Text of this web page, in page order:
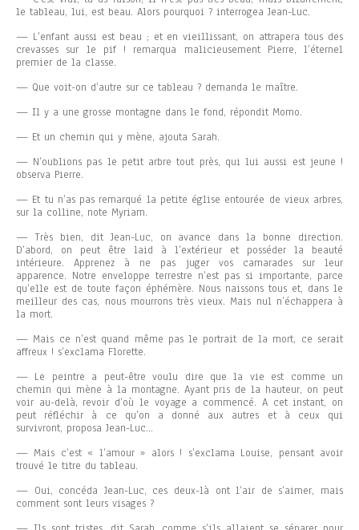
le tableau, lui, est beau. Alors pourquoi ? interrogea Jean-Luc.
— L’enfant aussi est beau ; et en vieillissant, on attrapera tous des
crevasses sur le pif ! remarqua malicieusement Pierre, l’éternel
premier de la classe.
— Que voit-on d’autre sur ce tableau ? demanda le maître.
— Il y a une grosse montagne dans le fond, répondit Momo.
— Et un chemin qui y mène, ajouta Sarah.
— N’oublions pas le petit arbre tout près, qui lui aussi est jeune !
observa Pierre.
— Et tu n’as pas remarqué la petite église entourée de vieux arbres,
sur la colline, note Myriam.
— Très bien, dit Jean-Luc, on avance dans la bonne direction.
D’abord, on peut être laid à l’extérieur et posséder la beauté
intérieure. Apprenez à ne pas juger vos camarades sur leur
apparence. Notre enveloppe terrestre n’est pas si importante, parce
qu’elle est de toute façon éphémère. Nous naissons tous et, dans le
meilleur des cas, nous mourrons très vieux. Mais nul n’échappera à
la mort.
— Mais ce n’est quand même pas le portrait de la mort, ce serait
affreux ! s’exclama Florette.
— Le peintre a peut-être voulu dire que la vie est comme un
chemin qui mène à la montagne. Ayant pris de la hauteur, on peut
voir au-delà, revoir d’où le voyage a commencé. A cet instant, on
peut réfléchir à ce qu’on a donné aux autres et à ceux qui
survivront, proposa Jean-Luc…
— Mais c’est « l’amour » alors ! s’exclama Louise, pensant avoir
trouvé le titre du tableau.
— Oui, concéda Jean-Luc, ces deux-là ont l’air de s’aimer, mais
comment sont leurs visages ?